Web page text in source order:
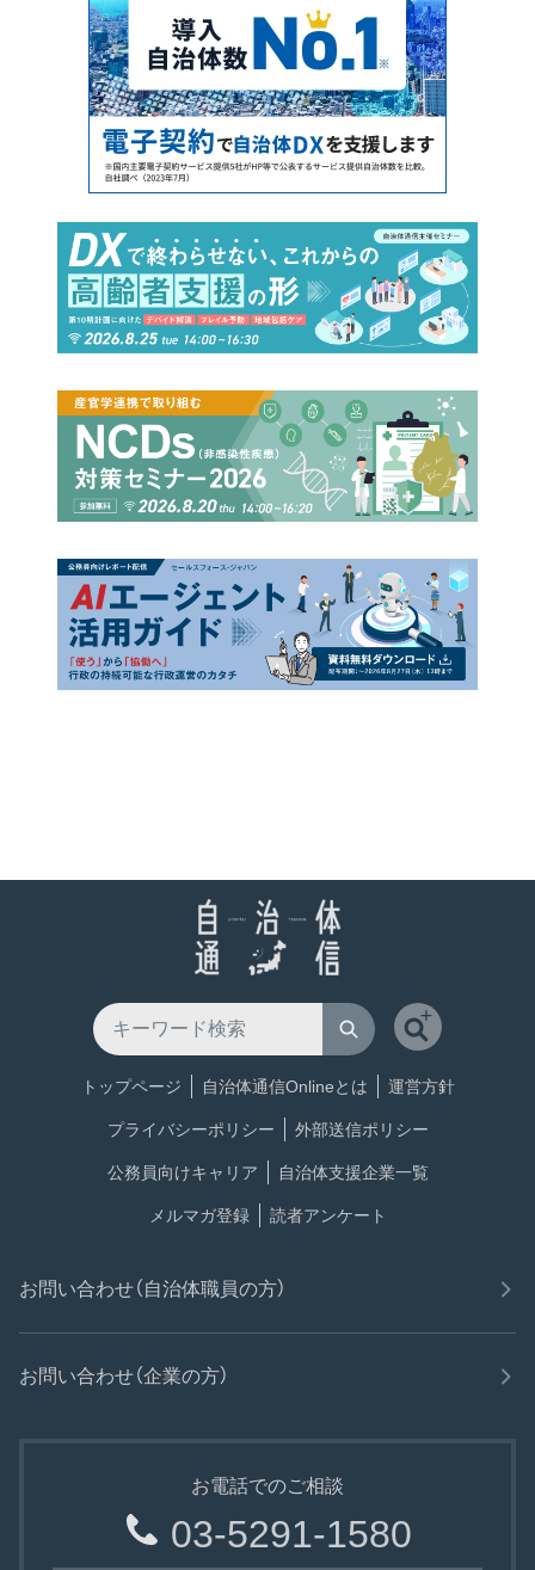
トップページ 自治体通信Onlineとは 運営方針
プライバシーポリシー 外部送信ポリシー
公務員向けキャリア 自治体支援企業一覧
メルマガ登録 読者アンケート
お問い合わせ（自治体職員の方）
お問い合わせ（企業の方）
お電話でのご相談
03-5291-1580